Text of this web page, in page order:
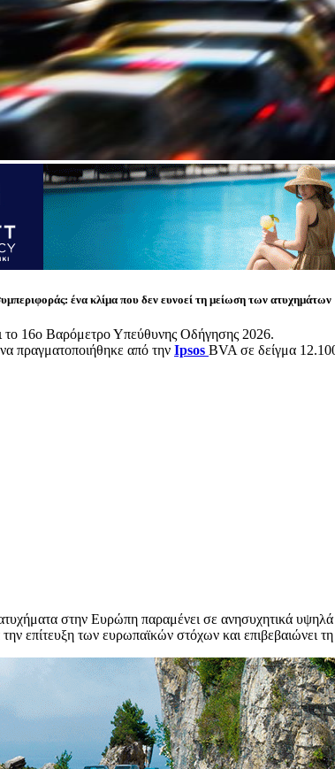
ένα κλίμα που δεν ευνοεί τη μείωση των ατυχημάτων
το 16ο Βαρόμετρο Υπεύθυνης Οδήγησης 2026.
πραγματοποιήθηκε από την Ipsos BVA σε δείγμα
στην Ευρώπη παραμένει σε ανησυχητικά
επίτευξη των ευρωπαϊκών στόχων και